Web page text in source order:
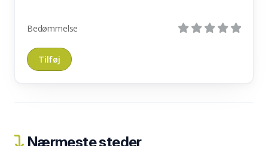
Bedømmelse
Nærmeste steder